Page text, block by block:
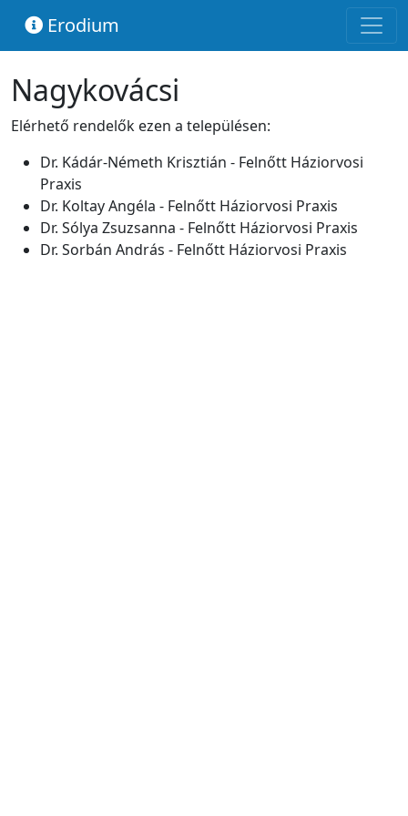
Erodium
Nagykovácsi
Elérhető rendelők ezen a településen:
Dr. Kádár-Németh Krisztián - Felnőtt Háziorvosi
Praxis
Dr. Koltay Angéla - Felnőtt Háziorvosi Praxis
Dr. Sólya Zsuzsanna - Felnőtt Háziorvosi Praxis
Dr. Sorbán András - Felnőtt Háziorvosi Praxis